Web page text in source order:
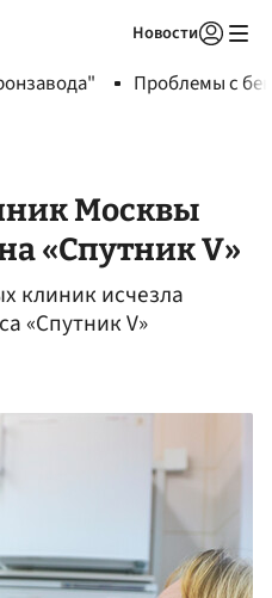
Новости
Проблемы с
Москвы
«Спутник V»
клиник исчезла
«Спутник V»